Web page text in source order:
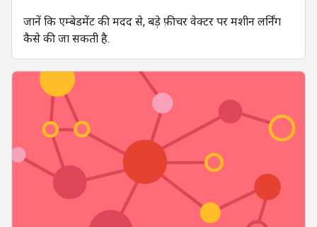
जानें कि एम्बेडमेंट की मदद से, बड़े फ़ीचर वेक्टर पर मशीन लर्निंग
कैसे की जा सकती है.